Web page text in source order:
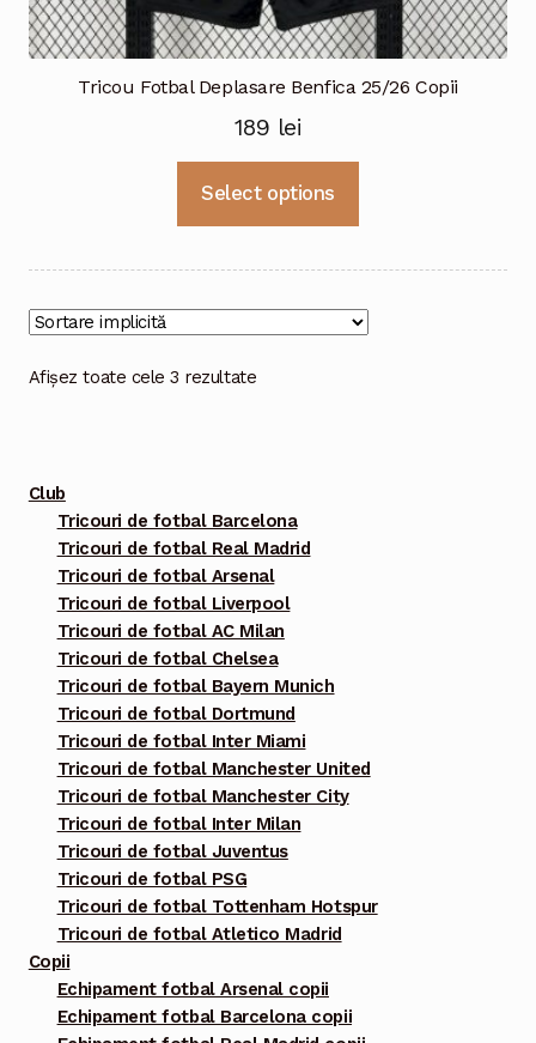
Tricou Fotbal Deplasare Benfica 25/26 Copii
189 lei
Select options
mai
multe
variații.
Afișez toate cele 3 rezultate
Club
Tricouri de fotbal Barcelona
Tricouri de fotbal Real Madrid
Tricouri de fotbal Arsenal
Tricouri de fotbal Liverpool
Tricouri de fotbal AC Milan
Tricouri de fotbal Chelsea
Tricouri de fotbal Bayern Munich
Tricouri de fotbal Dortmund
Tricouri de fotbal Inter Miami
Tricouri de fotbal Manchester United
Tricouri de fotbal Manchester City
Tricouri de fotbal Inter Milan
Tricouri de fotbal Juventus
Tricouri de fotbal PSG
Tricouri de fotbal Tottenham Hotspur
Tricouri de fotbal Atletico Madrid
Copii
Echipament fotbal Arsenal copii
Echipament fotbal Barcelona copii